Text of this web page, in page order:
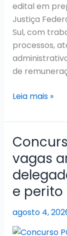
edital em
Justiça
Sul, com
processos,
de
Concurso
2026:
Certame
vigente
foi
prorrogado
e
segue
com
nomeações
Leia mais »
vagas
e perito
agosto 4,